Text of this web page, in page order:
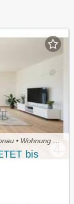
Flieglerinstraße 40a, 3500 Krems an der Donau • Wohnung kaufen
bis